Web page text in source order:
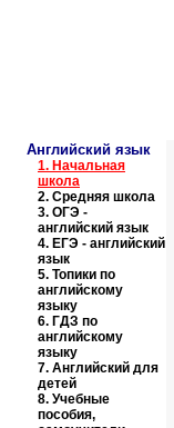
Английский язык
1. Начальная
школа
2. Средняя школа
3. ОГЭ -
английский язык
4. ЕГЭ - английский
язык
5. Топики по
английскому
языку
6. ГДЗ по
английскому
языку
7. Английский для
детей
8. Учебные
пособия,